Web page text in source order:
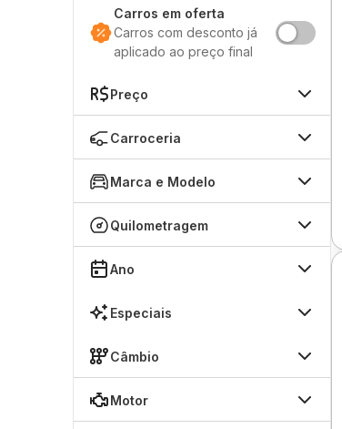
Carros em oferta
Carros com desconto já
aplicado ao preço final
Preço
Carroceria
Marca e Modelo
Quilometragem
Ano
Especiais
Câmbio
Motor